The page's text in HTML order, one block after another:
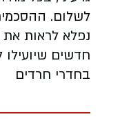
לשלום.
נפלא לראות את
חדשים שיועילו
בחדרי חרדים